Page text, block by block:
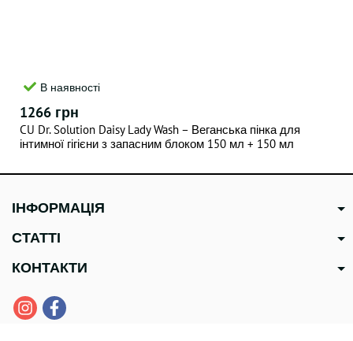
В наявності
1266 грн
CU Dr. Solution Daisy Lady Wash – Веганська пінка для
інтимної гігієни з запасним блоком 150 мл + 150 мл
ІНФОРМАЦІЯ
СТАТТІ
КОНТАКТИ